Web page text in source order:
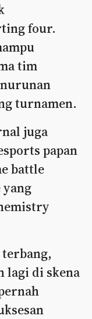
four.
tim
turnamen.
juga
papan
battle
terbang,
lagi di skena